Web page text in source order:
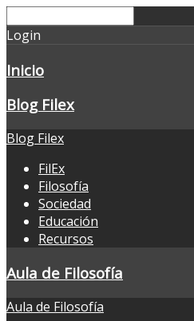
Login
Inicio
Blog Filex
Blog Filex
FilEx
Filosofía
Sociedad
Educación
Recursos
Aula de Filosofía
Aula de Filosofía